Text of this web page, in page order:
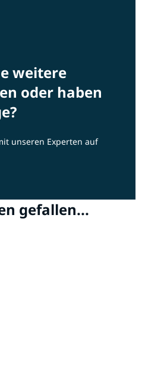
weitere
oder haben
unseren Experten auf
gefallen...